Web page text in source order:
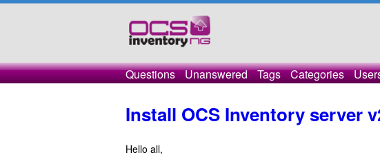
Questions Unanswered Tags Categories
Install OCS Inventory server
Hello all,